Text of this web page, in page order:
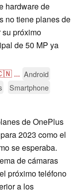
hardware de
no tiene planes de
próximo
de 50 MP ya
... Android
Smartphone
de OnePlus
2023 como el
se esperaba.
de cámaras
próximo teléfono
a los